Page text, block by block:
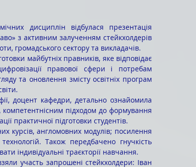
дисциплін відбулася презентація
з активним залученням стейкхолдерів
громадського сектору та викладачів.
правової сфери і потребам
та оновлення змісту освітніх програм
підходом до формування
практичної підготовки студентів.
Також передбачено гнучкість
індивідуальні траєкторії навчання.